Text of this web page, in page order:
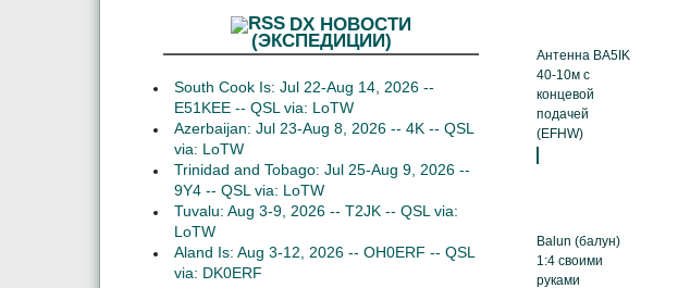
Антенна BA5IK
40-10м с
концевой
подачей
(EFHW)
Balun (балун)
1:4 своими
руками
DX НОВОСТИ
(ЭКСПЕДИЦИИ)
South Cook Is: Jul 22-Aug 14, 2026 --
E51KEE -- QSL via: LoTW
Azerbaijan: Jul 23-Aug 8, 2026 -- 4K -- QSL
via: LoTW
Trinidad and Tobago: Jul 25-Aug 9, 2026 --
9Y4 -- QSL via: LoTW
Tuvalu: Aug 3-9, 2026 -- T2JK -- QSL via:
LoTW
Aland Is: Aug 3-12, 2026 -- OH0ERF -- QSL
via: DK0ERF